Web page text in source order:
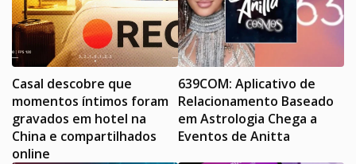
Casal descobre que
momentos íntimos foram
gravados em hotel na
China e compartilhados
online
639COM: Aplicativo de
Relacionamento Baseado
em Astrologia Chega a
Eventos de Anitta